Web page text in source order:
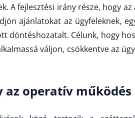
A fejlesztési irány része, hogy az
ajánlatokat az ügyfeleknek,
döntéshozatalt. Célunk, hogy
váljon, csökkentve az
az operatív